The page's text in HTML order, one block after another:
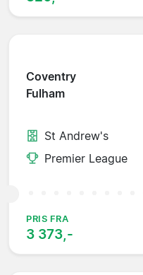
Coventry
Fulham
St Andrew's
Premier League
PRIS FRA
3 373,-